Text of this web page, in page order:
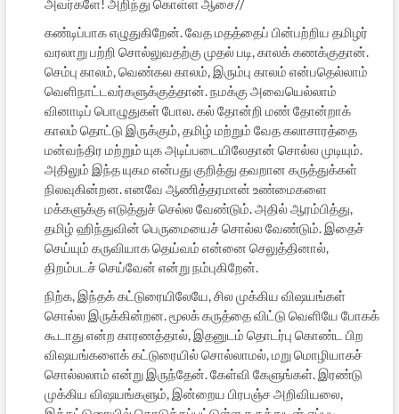
அவர்களே! அறிந்து கொள்ள ஆசை//
கண்டிப்பாக எழுதுகிறேன். வேத மதத்தைப் பின்பற்றிய தமிழர்
வரலாறு பற்றி சொல்லுவதற்கு முதல் படி, காலக் கணக்குதான்.
செம்பு காலம், வெண்கல காலம், இரும்பு காலம் என்பதெல்லாம்
வெளிநாட்டவர்களுக்குத்தான். நமக்கு அவையெல்லாம்
வினாடிப் பொழுதுகள் போல. கல் தோன்றி மண் தோன்றாக்
காலம் தொட்டு இருக்கும், தமிழ் மற்றும் வேத கலாசாரத்தை
மன்வந்திர மற்றும் யுக அடிப்படையிலேதான் சொல்ல முடியும்.
அதிலும் இந்த யுகம என்பது குறித்து தவறான கருத்துக்கள்
நிலவுகின்றன. எனவே ஆணித்தரமான் உண்மைகளை
மக்களுக்கு எடுத்துச் செல்ல வேண்டும். அதில் ஆரம்பித்து,
தமிழ் ஹிந்துவின் பெருமையைச் சொல்ல வேண்டும். இதைச்
செய்யும் கருவியாக தெய்வம் என்னை செலுத்தினால்,
திறம்படச் செய்வேன் என்று நம்புகிறேன்.
நிற்க, இந்தக் கட்டுரையிலேயே, சில முக்கிய விஷயங்கள்
சொல்ல இருக்கின்றன. மூலக் கருத்தை விட்டு வெளியே போகக்
கூடாது என்ற காரணத்தால், இதனுடம் தொடர்பு கொண்ட பிற
விஷயங்களைக் கட்டுரையில் சொல்லாமல், மறு மொழியாகச்
சொல்லலாம் என்று இருந்தேன். கேள்வி கேளுங்கள். இரண்டு
முக்கிய விஷயங்களும், இன்றைய பிரபஞ்ச அறிவியலை,